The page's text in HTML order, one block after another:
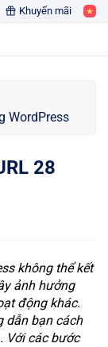
Khuyến mãi
WordPress
28
không thể kết
ảnh hưởng
động khác.
dẫn bạn cách
Với các bước